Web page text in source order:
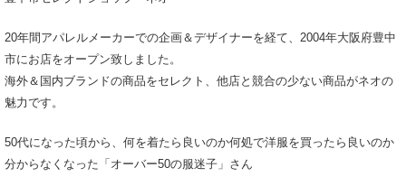
20年間アパレルメーカーでの企画＆デザイナーを経て、2004年大阪府豊中
市にお店をオープン致しました。
海外＆国内ブランドの商品をセレクト、他店と競合の少ない商品がネオの
魅力です。
50代になった頃から、何を着たら良いのか何処で洋服を買ったら良いのか
分からなくなった「オーバー50の服迷子」さん